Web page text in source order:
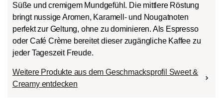
Süße und cremigem Mundgefühl. Die mittlere Röstung
bringt nussige Aromen, Karamell- und Nougatnoten
perfekt zur Geltung, ohne zu dominieren. Als Espresso
oder Café Crème bereitet dieser zugängliche Kaffee zu
jeder Tageszeit Freude.
Weitere Produkte aus dem Geschmacksprofil Sweet &
Creamy entdecken